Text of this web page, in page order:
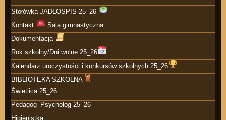
Stołówka JADŁOSPIS 25_26
Kontakt
Sala gimnastyczna
Dokumentacja
Rok szkolny/Dni wolne 25_26
Kalendarz uroczystości i konkursów szkolnych 25_26
BIBLIOTEKA SZKOLNA
Świetlica 25_26
Pedagog_Psycholog 25_26
Higienistka